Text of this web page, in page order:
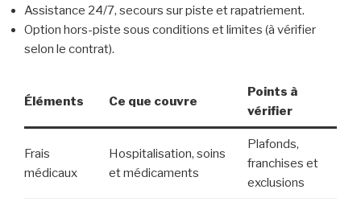
Assistance 24/7, secours sur piste et rapatriement.
Option hors-piste sous conditions et limites (à vérifier
selon le contrat).
Éléments Ce que couvre
Points à
vérifier
Frais
médicaux
Hospitalisation, soins
et médicaments
Plafonds,
franchises et
exclusions